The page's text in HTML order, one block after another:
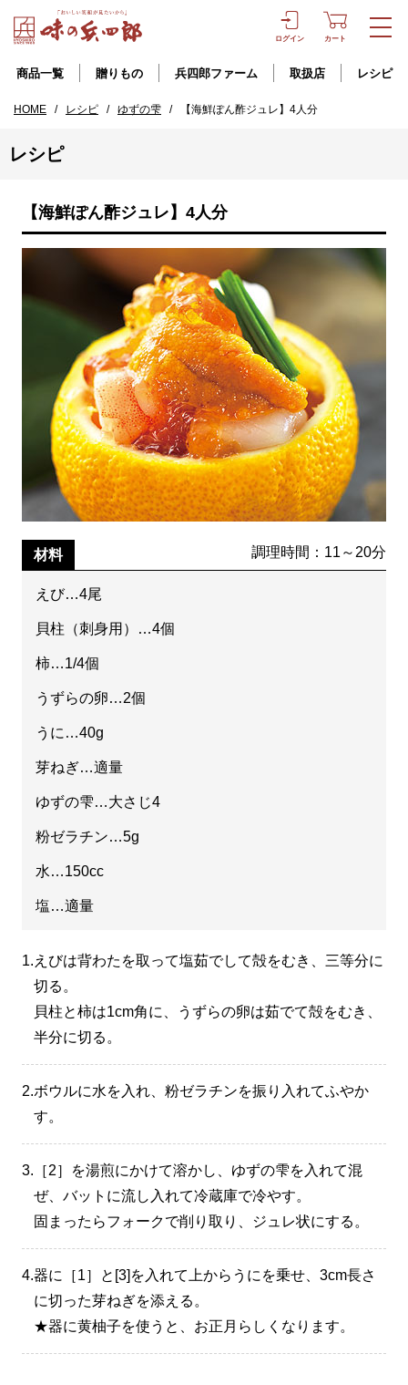
ログイン カート
商品一覧 贈りもの 兵四郎ファーム 取扱店 レシピ
HOME / レシピ / ゆずの雫 / 【海鮮ぽん酢ジュレ】4人分
レシピ
【海鮮ぽん酢ジュレ】4人分
材料 調理時間：11～20分
えび…4尾
貝柱（刺身用）…4個
柿…1/4個
うずらの卵…2個
うに…40g
芽ねぎ…適量
ゆずの雫…大さじ4
粉ゼラチン…5g
水…150cc
塩…適量
1. えびは背わたを取って塩茹でして殻をむき、三等分に
切る。
貝柱と柿は1cm角に、うずらの卵は茹でて殻をむき、
半分に切る。
2.ボウルに水を入れ、粉ゼラチンを振り入れてふやか
す。
3. ［2］を湯煎にかけて溶かし、ゆずの雫を入れて混
ぜ、バットに流し入れて冷蔵庫で冷やす。
固まったらフォークで削り取り、ジュレ状にする。
4.器に［1］と[3]を入れて上からうにを乗せ、3cm長さ
に切った芽ねぎを添える。
★器に黄柚子を使うと、お正月らしくなります。